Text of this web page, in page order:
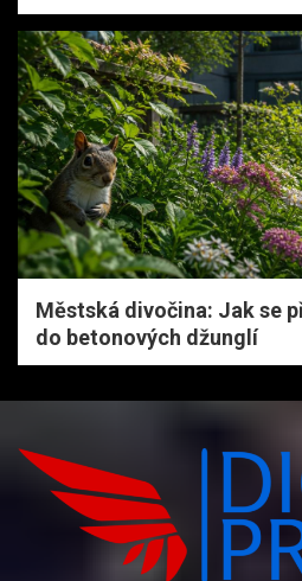
Městská divočina: Jak se
do betonových džunglí